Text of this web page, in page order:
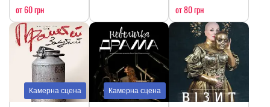
от 60 грн от 80 грн
Камерна сцена Камерна сцена